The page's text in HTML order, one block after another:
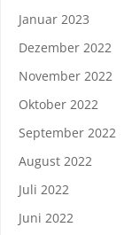
Januar 2023
Dezember 2022
November 2022
Oktober 2022
September 2022
August 2022
Juli 2022
Juni 2022